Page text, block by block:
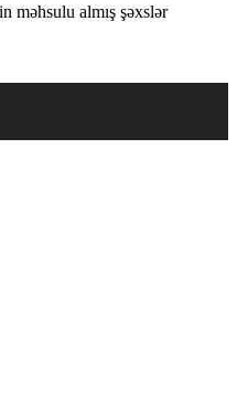
məhsulu almış şəxslər